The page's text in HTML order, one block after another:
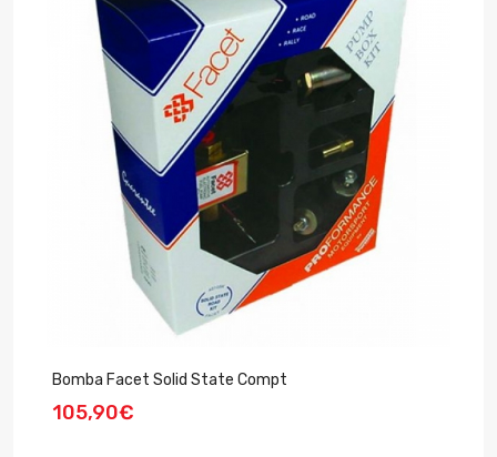
Bomba Facet Solid State Compt
105,90€